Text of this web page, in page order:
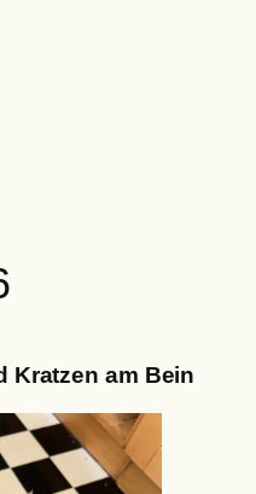
Kratzen am Bein